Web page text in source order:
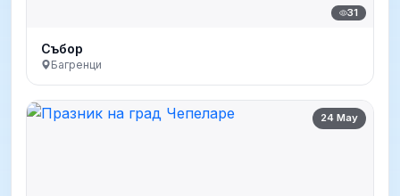
31
Събор
Багренци
24 May